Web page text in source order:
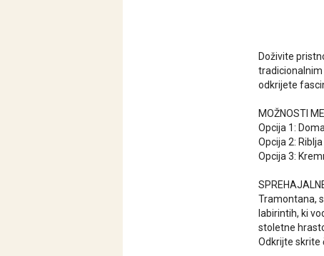
Doživite
odkrijete
MOŽNOSTI
Opcija 1:
Opcija 2:
Opcija 3:
Tramontana,
labirintih, ki
stoletne
Odkrijte skrite